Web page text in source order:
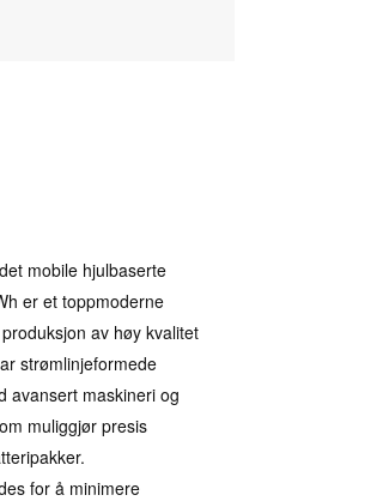
mobile hjulbaserte
er et toppmoderne
av høy kvalitet
strømlinjeformede
avansert maskineri og
muliggjør presis
for å minimere